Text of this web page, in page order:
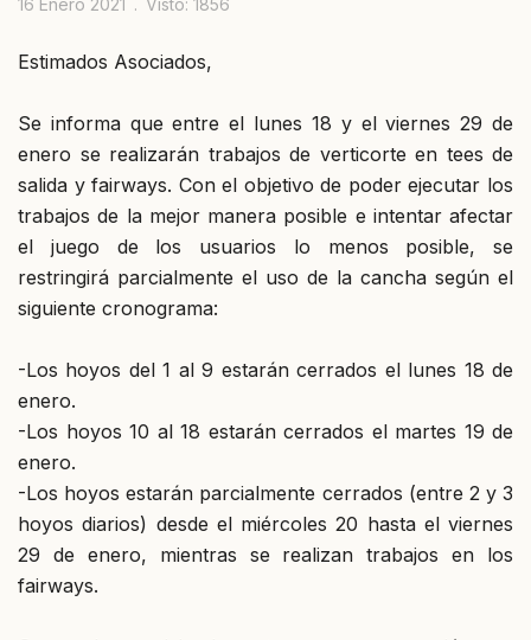
16 Enero 2021 Visto: 1856
Estimados Asociados,
Se informa que entre el lunes 18 y el viernes 29 de
enero se realizarán trabajos de verticorte en tees de
salida y fairways. Con el objetivo de poder ejecutar los
trabajos de la mejor manera posible e intentar afectar
el juego de los usuarios lo menos posible, se
restringirá parcialmente el uso de la cancha según el
siguiente cronograma:
-Los hoyos del 1 al 9 estarán cerrados el lunes 18 de
enero.
-Los hoyos 10 al 18 estarán cerrados el martes 19 de
enero.
-Los hoyos estarán parcialmente cerrados (entre 2 y 3
hoyos diarios) desde el miércoles 20 hasta el viernes
29 de enero, mientras se realizan trabajos en los
fairways.